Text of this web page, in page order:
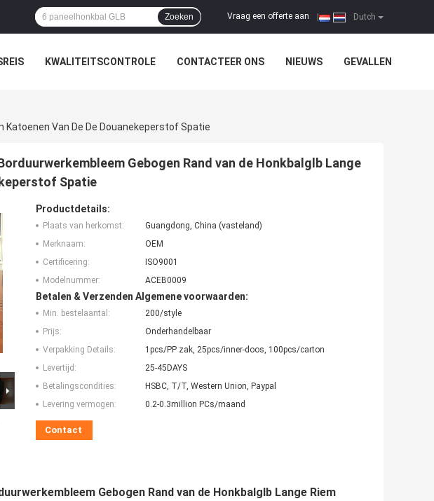
Dutch
Vraag een offerte aan
Zoeken
KWALITEITSCONTROLE CONTACTEER ONS NIEUWS GEVALLEN
Katoenen Van De De Douanekeperstof Spatie
Gebogen Rand van de Honkbalglb Lange
Spatie
Productdetails:
Plaats van herkomst:
Guangdong, China (vasteland)
Merknaam:
OEM
Certificering:
ISO9001
Modelnummer:
ACEB0009
Betalen & Verzenden Algemene voorwaarden:
Min. bestelaantal:
200/style
Prijs:
Onderhandelbaar
Verpakking Details:
1pcs/PP zak, 25pcs/inner-doos, 100pcs/carton
Levertijd:
25-45DAYS
Betalingscondities:
HSBC, T/T, Western Union, Paypal
Levering vermogen:
0.2-0.3million PCs/maand
Contact
Gebogen Rand van de Honkbalglb Lange Riem